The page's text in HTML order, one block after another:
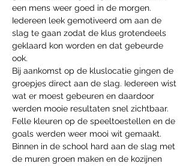
een mens weer goed in de morgen.
Iedereen leek gemotiveerd om aan de
slag te gaan zodat de klus grotendeels
geklaard kon worden en dat gebeurde
ook.
Bij aankomst op de kluslocatie gingen de
groepjes direct aan de slag. Iedereen wist
wat er moest gebeuren en daardoor
werden mooie resultaten snel zichtbaar.
Felle kleuren op de speeltoestellen en de
goals werden weer mooi wit gemaakt.
Binnen in de school hard aan de slag met
de muren groen maken en de kozijnen